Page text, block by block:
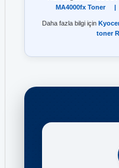
MA4000fx Toner
|
Daha fazla bilgi için
toner